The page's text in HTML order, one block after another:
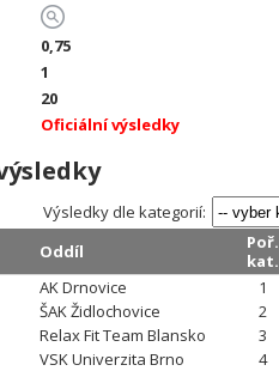
0,75
1
20
Oficiální výsledky
Výsledky dle kategorií:
Oddíl
Poř.
kat.
AK Drnovice
1
ŠAK Židlochovice
2
Relax Fit Team Blansko
3
VSK Univerzita Brno
4